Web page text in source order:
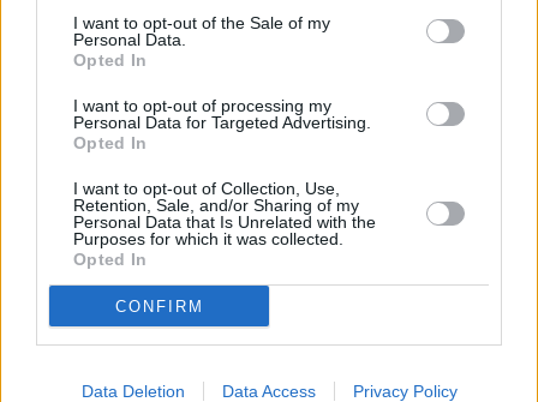
I want to opt-out of the Sale of my
Personal Data.
Opted In
I want to opt-out of processing my
Personal Data for Targeted Advertising.
Opted In
I want to opt-out of Collection, Use,
Retention, Sale, and/or Sharing of my
Personal Data that Is Unrelated with the
Purposes for which it was collected.
Opted In
CONFIRM
Data Deletion Data Access Privacy Policy
Entä muut kuukaudet? Miten paljon Abu
Tammikuussa Helmikuussa Maaliskuussa
Huhtikuussa Toukokuussa Kesäkuussa
Heinäkuussa Elokuussa Syyskuussa
Lokakuussa
Kiinnostavatko lämpötilat?
lämmintä Abu Dhabissa on ollut heinakuussa